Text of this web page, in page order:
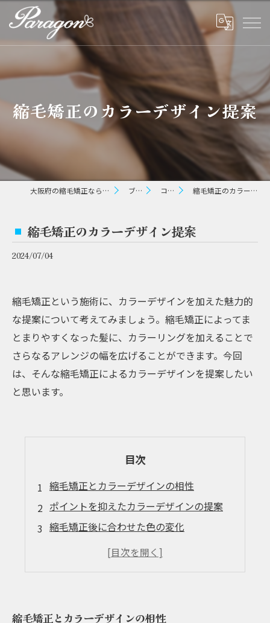
縮毛矯正のカラーデザイン提案
大阪府の縮毛矯正ならパラゴン ヘアー ブログ コラム 縮毛矯正のカラーデザイン提案
縮毛矯正のカラーデザイン提案
2024/07/04
縮毛矯正という施術に、カラーデザインを加えた魅力的
な提案について考えてみましょう。縮毛矯正によってま
とまりやすくなった髪に、カラーリングを加えることで
さらなるアレンジの幅を広げることができます。今回
は、そんな縮毛矯正によるカラーデザインを提案したい
と思います。
目次
縮毛矯正とカラーデザインの相性
ポイントを抑えたカラーデザインの提案
縮毛矯正後に合わせた色の変化
髪質や生活習慣に合わせた提案方法
縮毛矯正とカラーデザインの相性